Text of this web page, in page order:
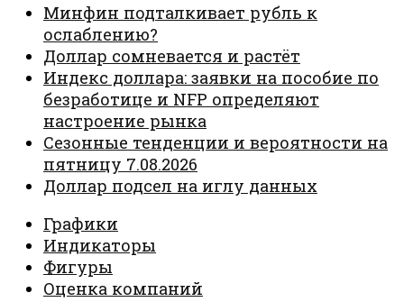
Минфин подталкивает рубль к
ослаблению?
Доллар сомневается и растёт
Индекс доллара: заявки на пособие по
безработице и NFP определяют
настроение рынка
Сезонные тенденции и вероятности на
пятницу 7.08.2026
Доллар подсел на иглу данных
Графики
Индикаторы
Фигуры
Оценка компаний